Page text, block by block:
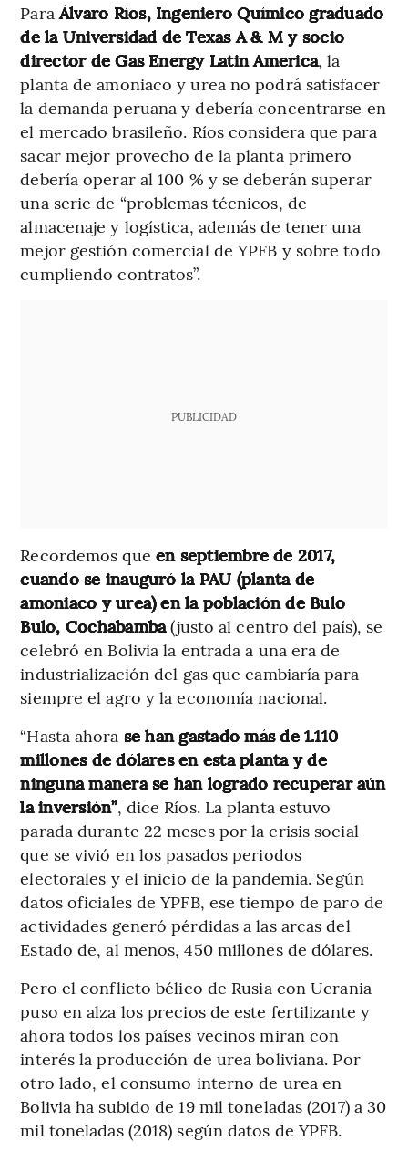
ParaÁlvaro Ríos, Ingeniero Químico graduado
de la Universidad de Texas A & M y socio
director de Gas Energy Latin America, la
planta de amoniaco y urea no podrá satisfacer
la demanda peruana y debería concentrarse en
el mercado brasileño. Ríos considera que para
sacar mejor provecho de la planta primero
debería operar al 100 % y se deberán superar
una serie de “problemas técnicos, de
almacenaje y logística, además de tener una
mejor gestión comercial de YPFB y sobre todo
cumpliendo contratos”.
PUBLICIDAD
Recordemos que en septiembre de 2017,
cuando se inauguró la PAU (planta de
amoniaco y urea) en la población de Bulo
Bulo, Cochabamba(justo al centro del país), se
celebró en Bolivia la entrada a una era de
industrialización del gas que cambiaría para
siempre el agro y la economía nacional.
“Hasta ahora se han gastado más de 1.110
millones de dólares en esta planta y de
ninguna manera se han logrado recuperar aún
la inversión”, dice Ríos. La planta estuvo
parada durante 22 meses por la crisis social
que se vivió en los pasados periodos
electorales y el inicio de la pandemia. Según
datos oficiales de YPFB, ese tiempo de paro de
actividades generó pérdidas a las arcas del
Estado de, al menos, 450 millones de dólares.
Pero el conflicto bélico de Rusia con Ucrania
puso en alza los precios de este fertilizante y
ahora todos los países vecinos miran con
interés la producción de urea boliviana. Por
otro lado, el consumo interno de urea en
Bolivia ha subido de 19 mil toneladas (2017) a 30
mil toneladas (2018) según datos de YPFB.